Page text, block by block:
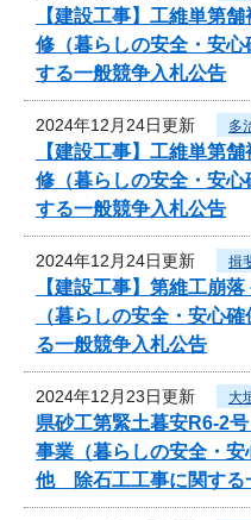
【建設工事】工維単
修（暮らしの安全・安
する一般競争入札公告
2024年12月24日更新 多
【建設工事】工維単
修（暮らしの安全・安
する一般競争入札公告
2024年12月24日更新 揖
【建設工事】第維工
（暮らしの安全・安心
る一般競争入札公告
2024年12月23日更新 大
県砂工第緊土暮安R6-2
事業（暮らしの安全・
他 除石工工事に関する